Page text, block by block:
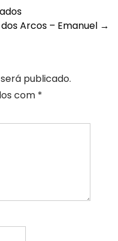
Arcos – Emanuel →
publicado.
com *